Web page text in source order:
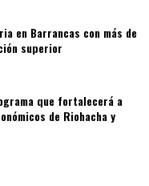
en Barrancas con más de
superior
que fortalecerá a
de Riohacha y